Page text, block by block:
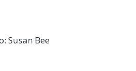
Susan Bee